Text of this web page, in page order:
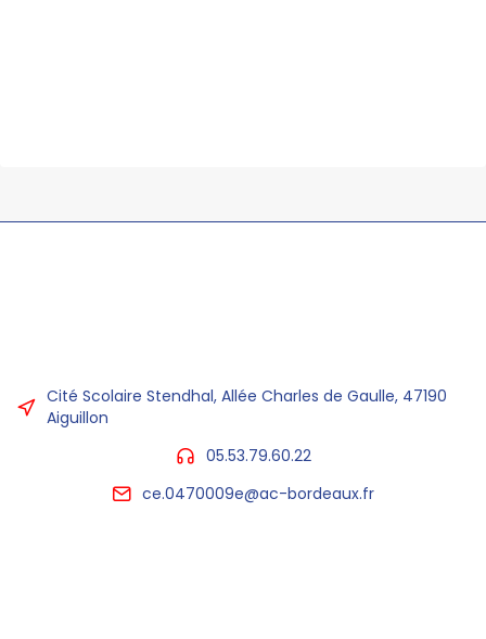
Cité Scolaire Stendhal, Allée Charles de Gaulle, 47190
Aiguillon
05.53.79.60.22
ce.0470009e@ac-bordeaux.fr